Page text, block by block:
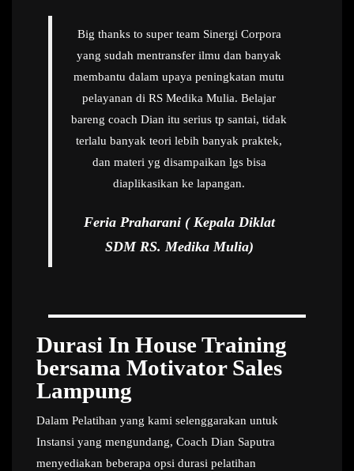
Big thanks to super team Sinergi Corpora
yang sudah mentransfer ilmu dan banyak
membantu dalam upaya peningkatan mutu
pelayanan di RS Medika Mulia. Belajar
bareng coach Dian itu serius tp santai, tidak
terlalu banyak teori lebih banyak praktek,
dan materi yg disampaikan lgs bisa
diaplikasikan ke lapangan.
Feria Praharani ( Kepala Diklat
SDM RS. Medika Mulia)
Durasi In House Training
bersama Motivator Sales
Lampung
Dalam Pelatihan yang kami selenggarakan untuk
Instansi yang mengundang, Coach Dian Saputra
menyediakan beberapa opsi durasi pelatihan